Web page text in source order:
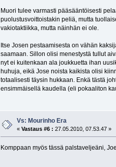
Muori tulee varmasti pääsääntöisesti
puolustusvoittoistakin peliä, mutta
vakiotaktiikka, mutta näinhän ei ole.
Itse Josen pestaamisesta on vähän
saamaan. Sillon olisi menestystä tullut
nyt ei kuitenkaan ala joukkuetta ihan
huhuja, eikä Jose noista kaikista olisi
totaalisesti täysin hukkaan. Enkä tästä
ensimmäisellä kaudella (eli pokaaliton
Vs: Mourinho Era
«Vastaus #6 : 27.05.2010, 07.53.47 »
Komppaan myös tässä palstaveljeäni,